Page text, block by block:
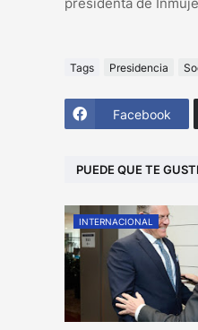
Tags Presidencia
Facebook
PUEDE QUE TE
INTERNACIONAL